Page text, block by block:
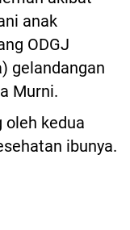
anak
ODGJ
gelandangan
Murni.
oleh kedua
ibunya.